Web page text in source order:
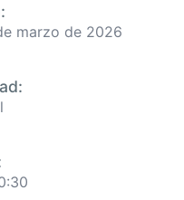
marzo de 2026